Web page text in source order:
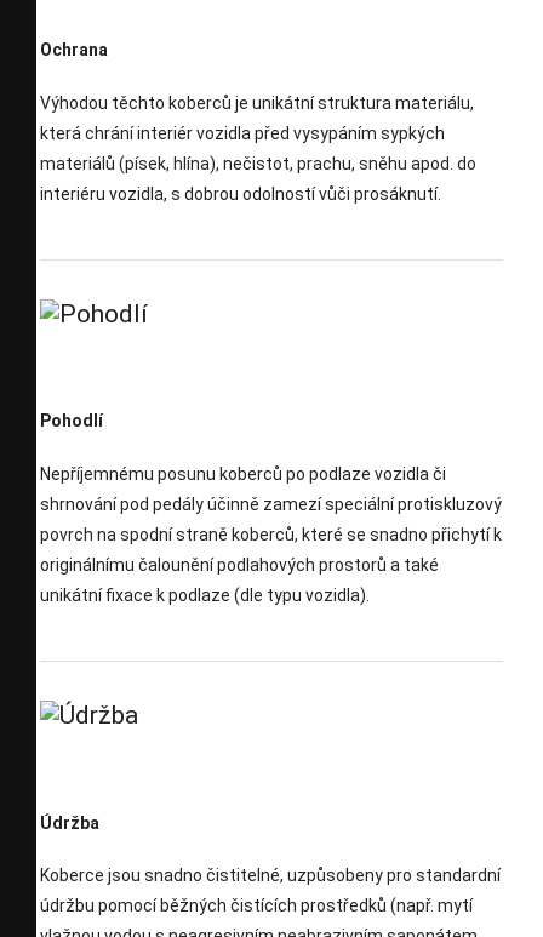
Ochrana
Výhodou těchto koberců je unikátní struktura materiálu,
která chrání interiér vozidla před vysypáním sypkých
materiálů (písek, hlína), nečistot, prachu, sněhu apod. do
interiéru vozidla, s dobrou odolností vůči prosáknutí.
Pohodlí
Nepříjemnému posunu koberců po podlaze vozidla či
shrnování pod pedály účinně zamezí speciální protiskluzový
povrch na spodní straně koberců, které se snadno přichytí k
originálnímu čalounění podlahových prostorů a také
unikátní fixace k podlaze (dle typu vozidla).
Údržba
Koberce jsou snadno čistitelné, uzpůsobeny pro standardní
údržbu pomocí běžných čistících prostředků (např. mytí